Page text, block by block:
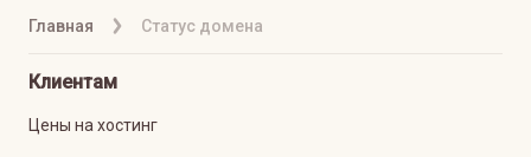
Главная Статус домена
Клиентам
Цены на хостинг